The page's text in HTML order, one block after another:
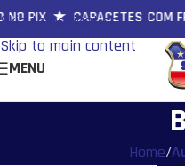
Skip to navigation
Skip to main content
PIX ★ CAPACETES COM
MENU
Home/